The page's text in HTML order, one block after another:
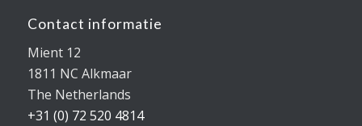
Contact informatie
Mient 12
1811 NC Alkmaar
The Netherlands
+31 (0) 72 520 4814